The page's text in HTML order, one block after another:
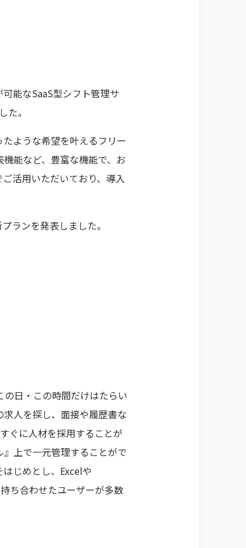
能なSaaS型シフト管理サ
。
ような希望を叶えるフリー
能など、豊富な機能で、お
活用いただいており、導入
ランを発表しました。
の日・この時間だけはたらい
人を探し、面接や履歴書な
ぐに人材を採用することが
上で一元管理することがで
じめとし、Excelや
ち合わせたユーザーが多数